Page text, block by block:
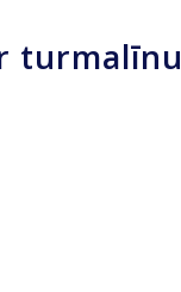
turmalīnu